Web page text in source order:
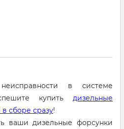
в системе
купить дизельные
сборе сразу!
ваши дизельные форсунки